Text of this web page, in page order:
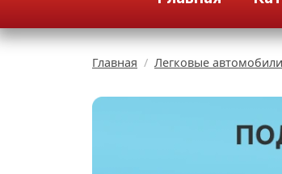
Главная Легковые автомобили